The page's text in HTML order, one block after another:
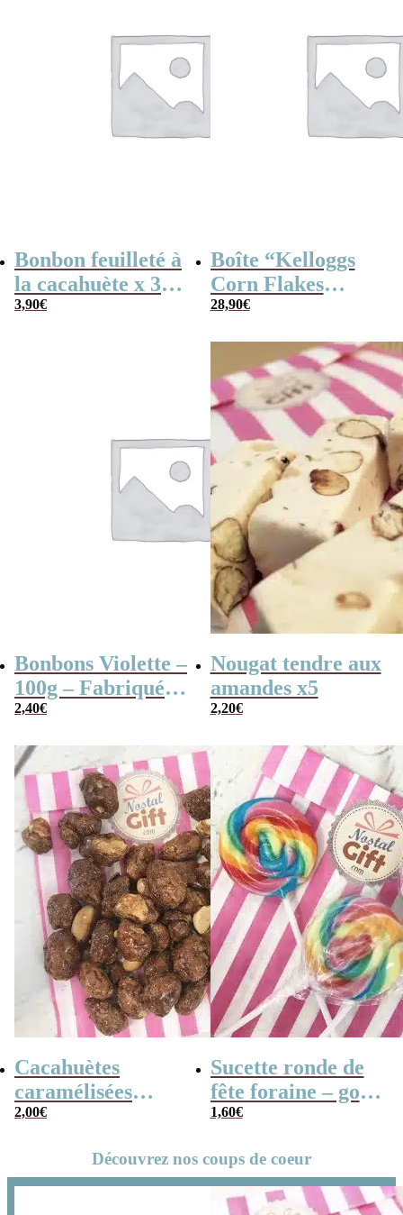
Bonbon feuilleté à
la cacahuète x 30
(170g) – Fabriqué
3,90€
Boîte “Kelloggs
Corn Flakes
Original” remplie
années 60
28,90€
Bonbons Violette –
100g – Fabriqués
en France
2,40€
Nougat tendre aux
amandes x5
2,20€
Cacahuètes
caramélisées
(chouchou) – 100g
2,00€
Sucette ronde de
fête foraine – goût
fruit x3 – 14cm
1,60€
Découvrez nos coups de coeur